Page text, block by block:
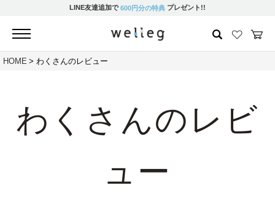
LINE友達追加で600円分の特典 プレゼント!!
HOME わくさんのレビュー
わくさんのレビ
ュー